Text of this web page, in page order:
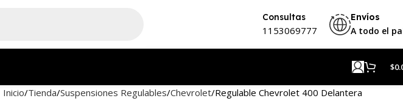
Consultas
1153069777
Envíos
A todo el
$
Inicio Tienda Suspensiones Regulables Chevrolet Regulable Chevrolet 400 Delantera